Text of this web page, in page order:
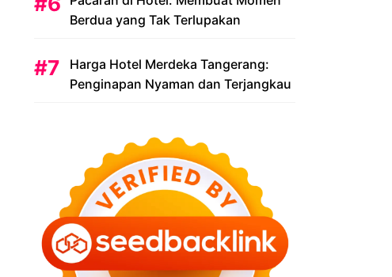
Berdua yang Tak Terlupakan
Harga Hotel Merdeka Tangerang:
Penginapan Nyaman dan Terjangkau